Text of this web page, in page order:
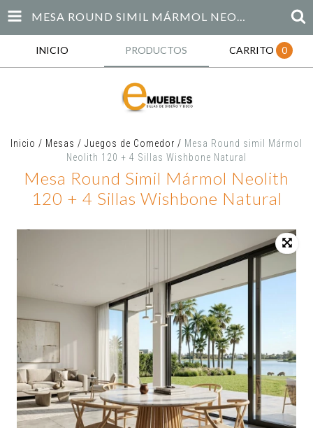
MESA ROUND SIMIL MÁRMOL NEOLITH 120 + 4 SILLAS WISHBONE NATURAL
INICIO PRODUCTOS CARRITO 0
Inicio / Mesas / Juegos de Comedor / Mesa Round simil Mármol
Neolith 120 + 4 Sillas Wishbone Natural
Mesa Round Simil Mármol Neolith
120 + 4 Sillas Wishbone Natural